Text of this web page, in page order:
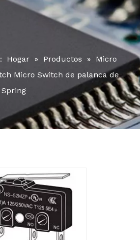
Português
Deutsch
한국어
Türk dili
Bahasa indonesia
Hogar » Productos »
Micro
Micro Switch de palanca de